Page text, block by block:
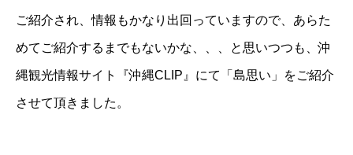
ご紹介され、情報もかなり出回っていますので、あらた
めてご紹介するまでもないかな、、、と思いつつも、沖
縄観光情報サイト『沖縄CLIP』にて「島思い」をご紹介
させて頂きました。